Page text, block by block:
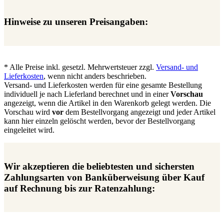
Hinweise zu unseren Preisangaben:
* Alle Preise inkl. gesetzl. Mehrwertsteuer zzgl. Versand- und
Lieferkosten, wenn nicht anders beschrieben.
Versand- und Lieferkosten werden für eine gesamte Bestellung
individuell je nach Lieferland berechnet und in einerVorschau
angezeigt, wenn die Artikel in den Warenkorb gelegt werden. Die
Vorschau wird vor dem Bestellvorgang angezeigt und jeder Artikel
kann hier einzeln gelöscht werden, bevor der Bestellvorgang
eingeleitet wird.
Wir akzeptieren die beliebtesten und sichersten
Zahlungsarten von Banküberweisung über Kauf
auf Rechnung bis zur Ratenzahlung: